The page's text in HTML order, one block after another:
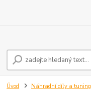
Úvod Náhradní díly a tuning